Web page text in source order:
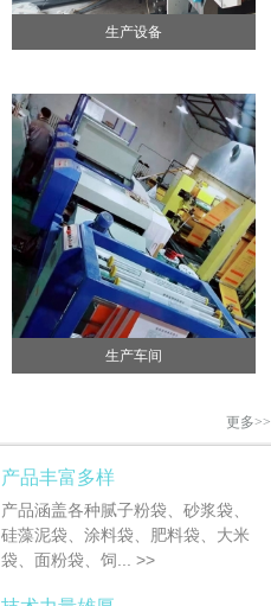
生产设备
生产车间
更多>>
产品丰富多样
产品涵盖各种腻子粉袋、砂浆袋、
硅藻泥袋、涂料袋、肥料袋、大米
袋、面粉袋、饲... >>